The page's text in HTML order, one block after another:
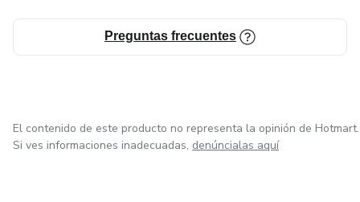
Preguntas frecuentes
El contenido de este producto no representa la opinión de Hotmart.
Si ves informaciones inadecuadas, denúncialas aquí